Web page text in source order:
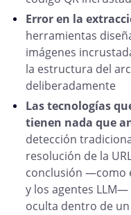
Error en la
herramientas
imágenes
la estructura del
deliberadamente
Las tecnologías
tienen nada que
detección
resolución de la
conclusión —como
y los agentes
oculta dentro de